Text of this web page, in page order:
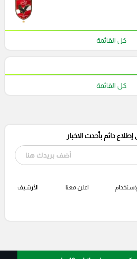
كل القائمة
كل القائمة
إطلاع دائم بأحدث الاخبار
اعلن معنا الأرشيف